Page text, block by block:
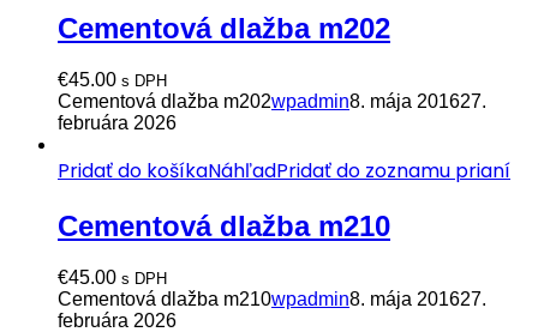
Cementová dlažba m202
€45.00 s DPH
Cementová dlažba m202wpadmin8. mája 201627.
februára 2026
Pridať do košíkaNáhľadPridať do zoznamu prianí
Cementová dlažba m210
€45.00 s DPH
Cementová dlažba m210wpadmin8. mája 201627.
februára 2026